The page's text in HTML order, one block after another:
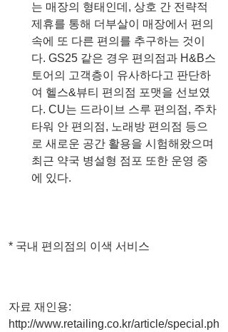
는 매장의 형태인데, 상호 간 전략적
제휴를 통해 더부살이 매장에서 편의
속에 또 다른 편의를 추구하는 것이
다. GS25 같은 경우 편의점과 H&B스
토어의 고객층이 유사하다고 판단하
여 헬스&뷰티 편의점 포맷을 선보였
다. CU는 드라이브 스루 편의점, 주차
타워 안 편의점, 노래방 편의점 등으
로 새로운 공간 활용을 시험해왔으며
최근 약국 병설형 점포 또한 운영 중
에 있다.
* 국내 편의점의 이색 서비스
자료 재인용:
http://www.retailing.co.kr/article/special.ph